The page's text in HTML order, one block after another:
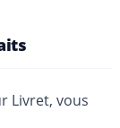
Livret, vous